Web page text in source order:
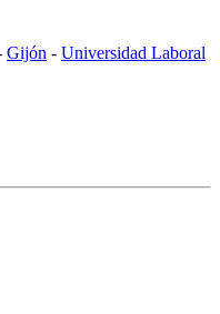
Gijón - Universidad Laboral